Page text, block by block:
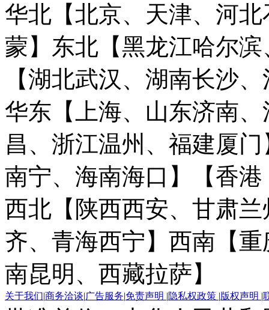
华北【北京、天津、河
蒙】 东北【黑龙江哈尔
【湖北武汉、湖南长沙
华东【上海、山东济南
昌、浙江温州、福建厦门
南宁、海南海口】
【香
西北【陕西西安、甘肃
齐、青海西宁】 西南【
南昆明、西藏拉萨】
关于我们|商务洽谈|广告服务|免责声明 |隐私权政策 |版权声明 |